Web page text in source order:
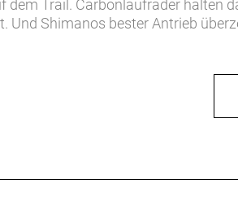
dem Trail. Carbonlaufräder halten
Und Shimanos bester Antrieb
ein Trailbike der absoluten
Bike kommt mit den besten